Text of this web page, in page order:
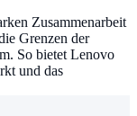
Zusammenarbeit
Grenzen der
So bietet Lenovo
und das